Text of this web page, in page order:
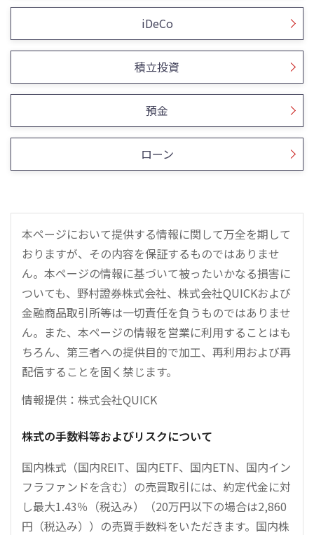
iDeCo
積立投資
預金
ローン
本ページにおいて提供する情報に関して万全を期して
おりますが、その内容を保証するものではありませ
ん。本ページの情報に基づいて被ったいかなる損害に
ついても、野村證券株式会社、株式会社QUICKおよび
金融商品取引所等は一切責任を負うものではありませ
ん。また、本ページの情報を営業に利用することはも
ちろん、第三者への提供目的で加工、再利用および再
配信することを固く禁じます。
情報提供：株式会社QUICK
株式の手数料等およびリスクについて
国内株式（国内REIT、国内ETF、国内ETN、国内イン
フラファンドを含む）の売買取引には、約定代金に対
し最大1.43％（税込み）（20万円以下の場合は2,860
円（税込み））の売買手数料をいただきます。国内株